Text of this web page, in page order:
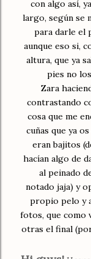
con algo así,
largo, según se
para darle el
aunque eso si,
altura, que ya
pies no
Zara
contrastando
cosa que me
cuñas que ya
eran bajitos
hacían algo de
al peinado
notado jaja) y
propio pelo y
fotos, que como
otras el final